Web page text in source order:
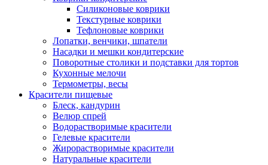
Силиконовые коврики
Текстурные коврики
Тефлоновые коврики
Лопатки, венчики, шпатели
Насадки и мешки кондитерские
Поворотные столики и подставки для тортов
Кухонные мелочи
Термометры, весы
Красители пищевые
Блеск, кандурин
Велюр спрей
Водорастворимые красители
Гелевые красители
Жирорастворимые красители
Натуральные красители